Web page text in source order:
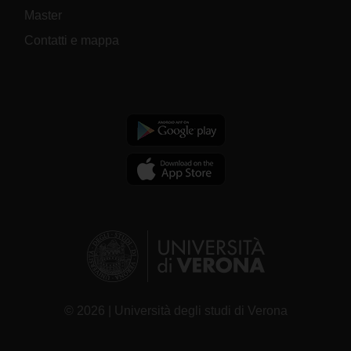
Master
Contatti e mappa
© 2026 | Università degli studi di Verona